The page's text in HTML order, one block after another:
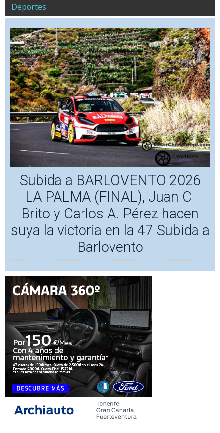
Deportes
Subida a BARLOVENTO 2026
LA PALMA (FINAL), Juan C.
Brito y Carlos A. Pérez hacen
suya la victoria en la 47 Subida a
Barlovento